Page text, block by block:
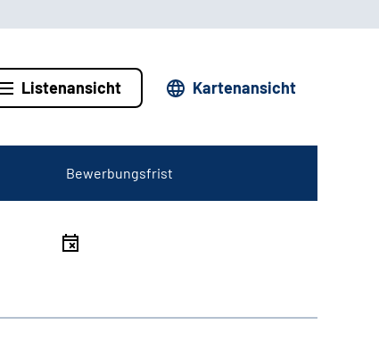
Listenansicht Kartenansicht
Bewerbungsfrist